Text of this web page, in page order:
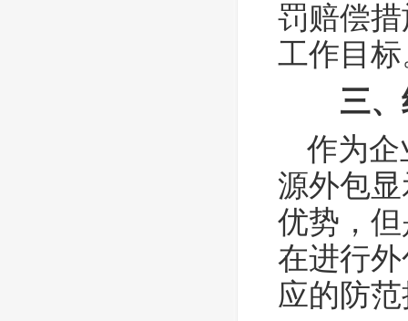
罚赔偿
工作目
三、
作为企
源外包
优势，
在进行
应的防